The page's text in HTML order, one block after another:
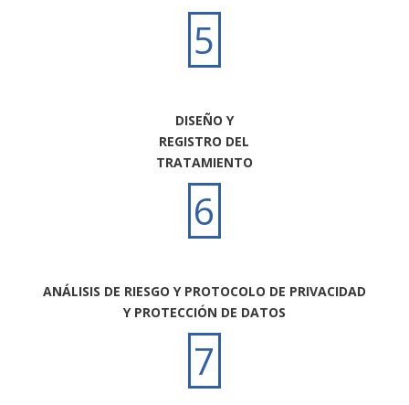
5
DISEÑO Y
REGISTRO DEL
TRATAMIENTO
6
ANÁLISIS DE RIESGO Y PROTOCOLO DE PRIVACIDAD
Y PROTECCIÓN DE DATOS
7